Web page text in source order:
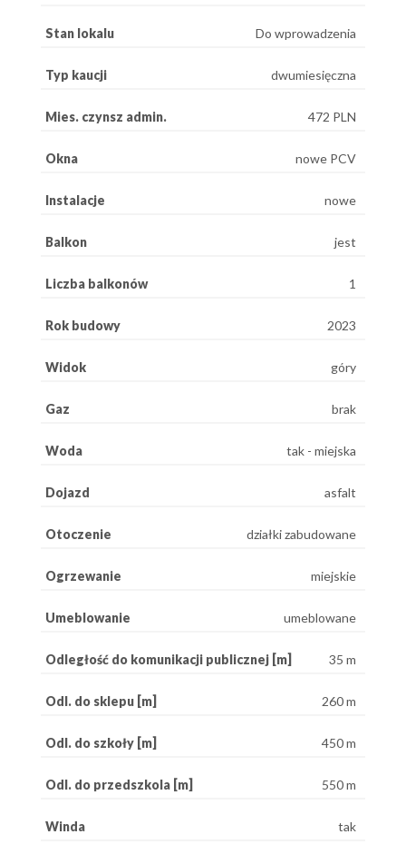
Stan lokalu Do wprowadzenia
Typ kaucji dwumiesięczna
Mies. czynsz admin. 472 PLN
Okna nowe PCV
Instalacje nowe
Balkon jest
Liczba balkonów 1
Rok budowy 2023
Widok góry
Gaz brak
Woda tak - miejska
Dojazd asfalt
Otoczenie działki zabudowane
Ogrzewanie miejskie
Umeblowanie umeblowane
Odległość do komunikacji publicznej [m] 35 m
Odl. do sklepu [m] 260 m
Odl. do szkoły [m] 450 m
Odl. do przedszkola [m] 550 m
Winda tak